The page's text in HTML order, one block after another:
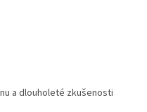
a dlouholeté zkušenosti